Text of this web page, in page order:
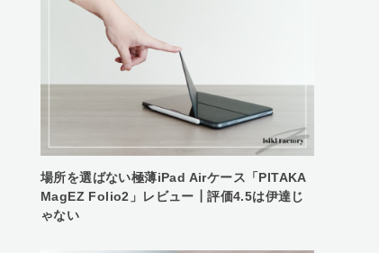
場所を選ばない極薄iPad Airケース「PITAKA
MagEZ Folio2」レビュー┃評価4.5は伊達じ
ゃない